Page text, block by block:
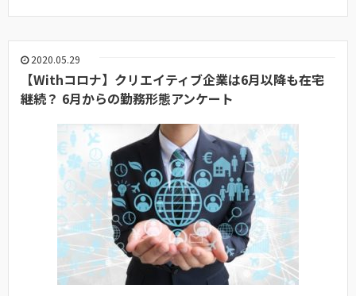
2020.05.29
【Withコロナ】クリエイティブ企業は6月以降も在宅
継続？ 6月からの勤務形態アンケート